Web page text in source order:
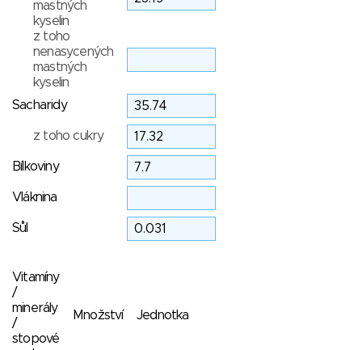
mastných
kyselin
z toho
nenasycených
mastných
kyselin
Sacharidy
z toho cukry
Bílkoviny
Vláknina
Sůl
Vitamíny
/
minerály
/
stopové
Množství Jednotka